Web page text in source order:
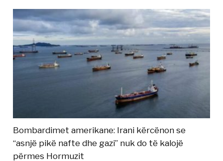
Bombardimet amerikane: Irani kërcënon se
“asnjë pikë nafte dhe gazi” nuk do të kalojë
përmes Hormuzit